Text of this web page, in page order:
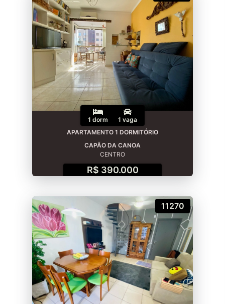
1 dorm
1 vaga
APARTAMENTO 1 DORMITÓRIO
CAPÃO DA CANOA
CENTRO
R$ 390.000
11270